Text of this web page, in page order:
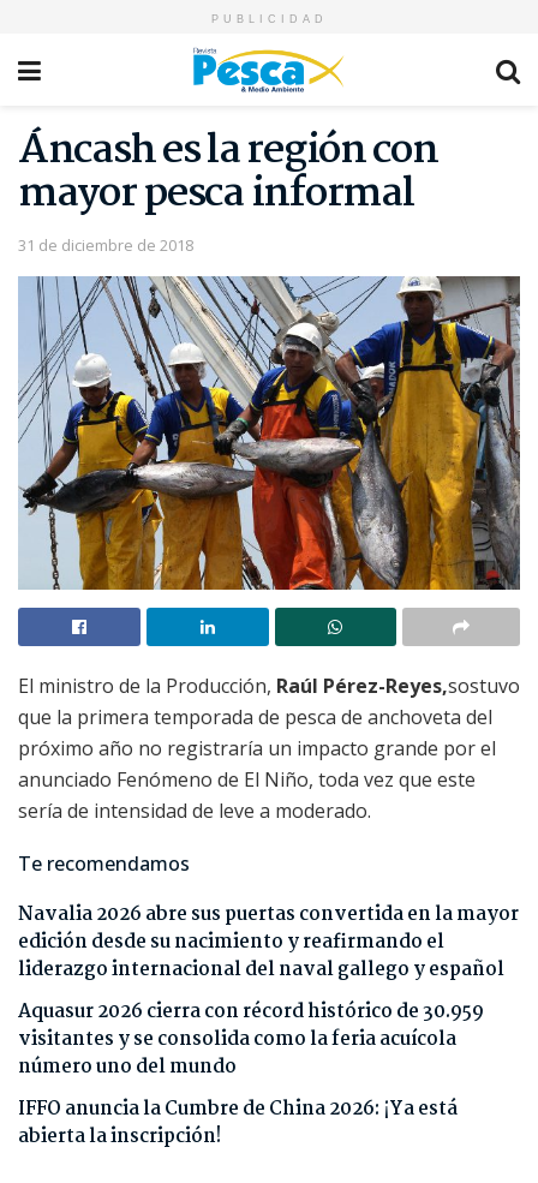
PUBLICIDAD
Áncash es la región con
mayor pesca informal
31 de diciembre de 2018
El ministro de la Producción, Raúl Pérez-Reyes,sostuvo
que la primera temporada de pesca de anchoveta del
próximo año no registraría un impacto grande por el
anunciado Fenómeno de El Niño, toda vez que este
sería de intensidad de leve a moderado.
Te recomendamos
Navalia 2026 abre sus puertas convertida en la mayor
edición desde su nacimiento y reafirmando el
liderazgo internacional del naval gallego y español
Aquasur 2026 cierra con récord histórico de 30.959
visitantes y se consolida como la feria acuícola
número uno del mundo
IFFO anuncia la Cumbre de China 2026: ¡Ya está
abierta la inscripción!